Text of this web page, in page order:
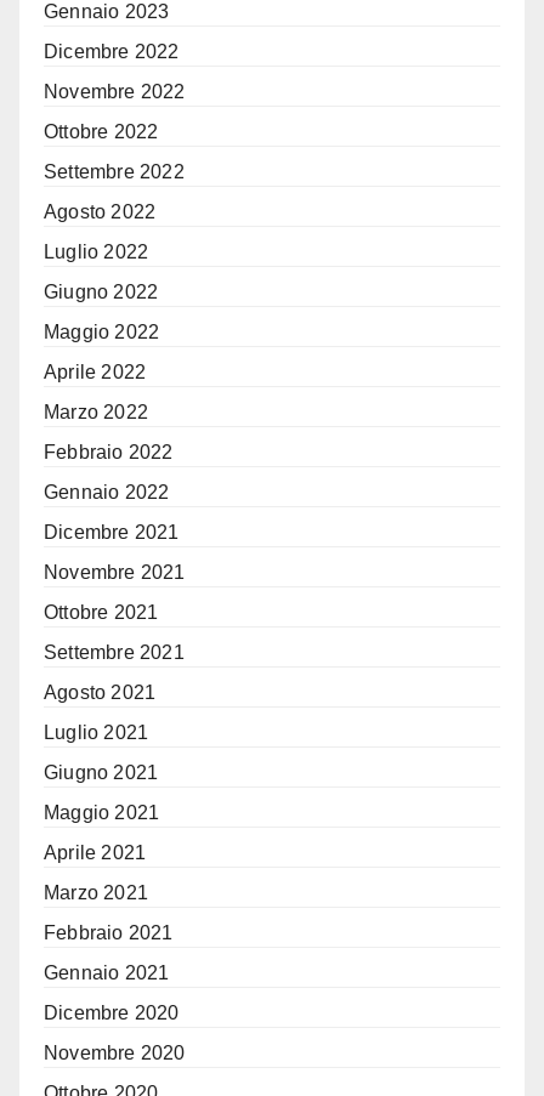
Gennaio 2023
Dicembre 2022
Novembre 2022
Ottobre 2022
Settembre 2022
Agosto 2022
Luglio 2022
Giugno 2022
Maggio 2022
Aprile 2022
Marzo 2022
Febbraio 2022
Gennaio 2022
Dicembre 2021
Novembre 2021
Ottobre 2021
Settembre 2021
Agosto 2021
Luglio 2021
Giugno 2021
Maggio 2021
Aprile 2021
Marzo 2021
Febbraio 2021
Gennaio 2021
Dicembre 2020
Novembre 2020